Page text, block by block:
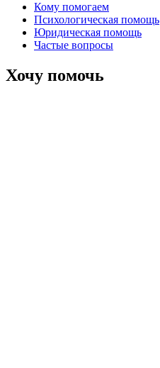
Кому помогаем
Психологическая помощь
Юридическая помощь
Частые вопросы
Хочу помочь